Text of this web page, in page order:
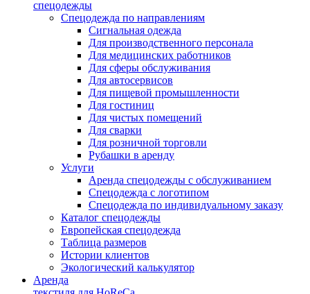
спецодежды
Спецодежда по направлениям
Сигнальная одежда
Для производственного персонала
Для медицинских работников
Для сферы обслуживания
Для автосервисов
Для пищевой промышленности
Для гостиниц
Для чистых помещений
Для сварки
Для розничной торговли
Рубашки в аренду
Услуги
Аренда спецодежды с обслуживанием
Спецодежда с логотипом
Спецодежда по индивидуальному заказу
Каталог спецодежды
Европейская спецодежда
Таблица размеров
Истории клиентов
Экологический калькулятор
Аренда